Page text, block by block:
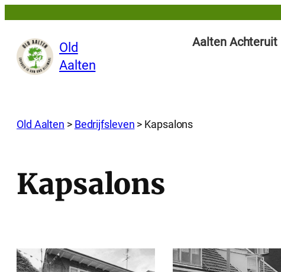
de
inhoud
Old
Aalten
Aalten Achteruit
Old Aalten > Bedrijfsleven > Kapsalons
Kapsalons